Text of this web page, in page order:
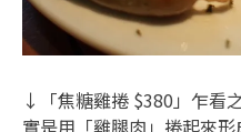
↓「焦糖雞捲 $380」乍看
實是用「雞腿肉」捲起來